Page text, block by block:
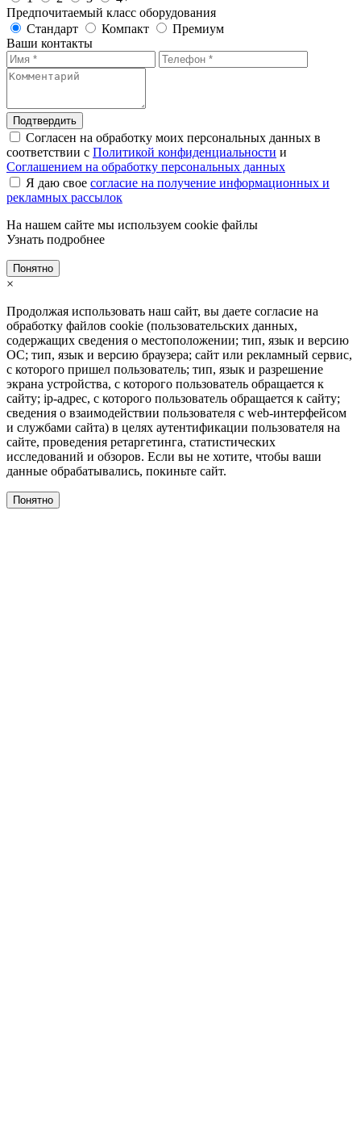
Предпочитаемый класс оборудования
Стандарт
Компакт
Премиум
Ваши контакты
Подтвердить
Согласен на обработку моих персональных данных в
соответствии с Политикой конфиденциальности и
Соглашением на обработку персональных данных
Я даю свое согласие на получение информационных и
рекламных рассылок
На нашем сайте мы используем cookie файлы
Узнать подробнее
Понятно
×
Продолжая использовать наш сайт, вы даете согласие на
обработку файлов cookie (пользовательских данных,
содержащих сведения о местоположении; тип, язык и версию
ОС; тип, язык и версию браузера; сайт или рекламный сервис,
с которого пришел пользователь; тип, язык и разрешение
экрана устройства, с которого пользователь обращается к
сайту; ip-адрес, с которого пользователь обращается к сайту;
сведения о взаимодействии пользователя с web-интерфейсом
и службами сайта) в целях аутентификации пользователя на
сайте, проведения ретаргетинга, статистических
исследований и обзоров. Если вы не хотите, чтобы ваши
данные обрабатывались, покиньте сайт.
Понятно